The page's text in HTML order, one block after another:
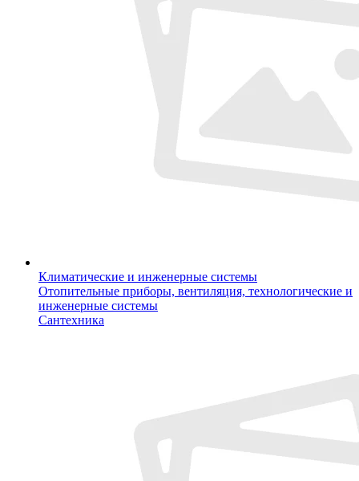
Климатические и инженерные системы
Отопительные приборы, вентиляция, технологические и
инженерные системы
Сантехника